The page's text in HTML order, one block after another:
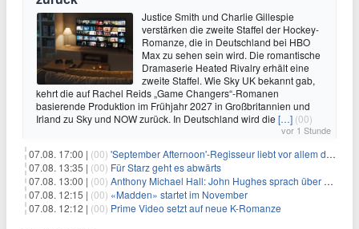
Justice Smith und Charlie Gillespie
verstärken die zweite Staffel der Hockey-
Romanze, die in Deutschland bei HBO
Max zu sehen sein wird. Die romantische
Dramaserie Heated Rivalry erhält eine
zweite Staffel. Wie Sky UK bekannt gab,
kehrt die auf Rachel Reids „Game Changers“-Romanen
basierende Produktion im Frühjahr 2027 in Großbritannien und
Irland zu Sky und NOW zurück. In Deutschland wird die […] (00)
vor 1 Stunde
07.08. 17:00 | (00) 'September Afternoon'-Regisseur liebt vor allem die 'Banalität' in seinen Filmen
07.08. 13:35 | (00) Für Starz geht es abwärts
07.08. 13:00 | (00) Anthony Michael Hall: John Hughes sprach über eine Fortsetzung von 'The Breakfast Club'
07.08. 12:15 | (00) «Madden» startet im November
07.08. 12:12 | (00) Prime Video setzt auf neue K-Romanze